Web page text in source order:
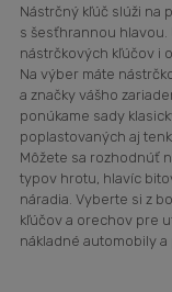
Nástrčný kľúč slúži na
s šesťhrannou hlavou.
nástrčkových kľúčov i
Na výber máte
a značky vášho
ponúkame sady
poplastovaných aj
Môžete sa rozhodnúť
typov hrotu, hlavíc
náradia. Vyberte si z
kľúčov a orechov pre
nákladné automobily